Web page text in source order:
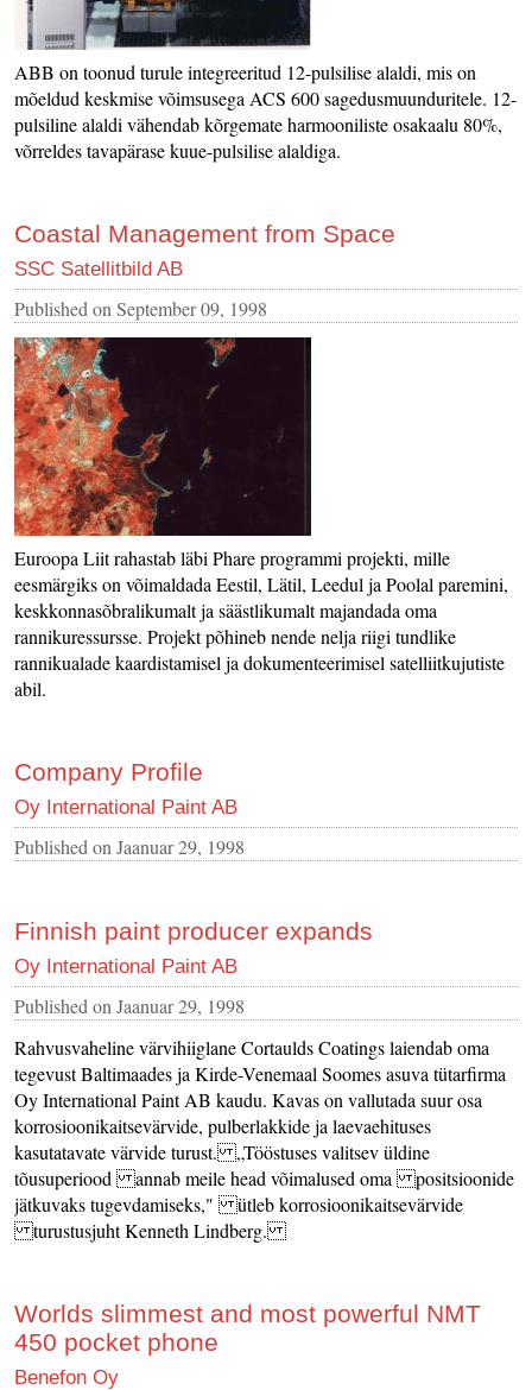
ABB on toonud turule integreeritud 12-pulsilise alaldi, mis on
mõeldud keskmise võimsusega ACS 600 sagedusmuunduritele. 12-
pulsiline alaldi vähendab kõrgemate harmooniliste osakaalu 80%,
võrreldes tavapärase kuue-pulsilise alaldiga.
Coastal Management from Space
SSC Satellitbild AB
Published on September 09, 1998
Euroopa Liit rahastab läbi Phare programmi projekti, mille
eesmärgiks on võimaldada Eestil, Lätil, Leedul ja Poolal paremini,
keskkonnasõbralikumalt ja säästlikumalt majandada oma
rannikuressursse. Projekt põhineb nende nelja riigi tundlike
rannikualade kaardistamisel ja dokumenteerimisel satelliitkujutiste
abil.
Company Profile
Oy International Paint AB
Published on Jaanuar 29, 1998
Finnish paint producer expands
Oy International Paint AB
Published on Jaanuar 29, 1998
Rahvusvaheline värvihiiglane Cortaulds Coatings laiendab oma
tegevust Baltimaades ja Kirde-Venemaal Soomes asuva tütarfirma
Oy International Paint AB kaudu. Kavas on vallutada suur osa
korrosioonikaitsevärvide, pulberlakkide ja laevaehituses
kasutatavate värvide turust. „Tööstuses valitsev üldine
tõusuperiood annab meile head võimalused oma positsioonide
jätkuvaks tugevdamiseks," ütleb korrosioonikaitsevärvide
turustusjuht Kenneth Lindberg.
Worlds slimmest and most powerful NMT
450 pocket phone
Benefon Oy